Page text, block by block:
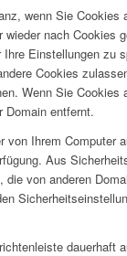
wenn Sie Cookies
nach Cookies
Einstellungen zu
Cookies
Wenn Sie Cookies
Domain entfernt.
von Ihrem Computer
Aus
die von anderen
dauerhaft